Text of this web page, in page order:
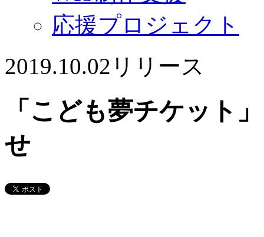
応援プロジェクト
2019.10.02 リリース
「こども夢チケット
せ